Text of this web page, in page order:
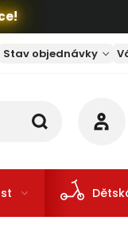
Stav objednávky